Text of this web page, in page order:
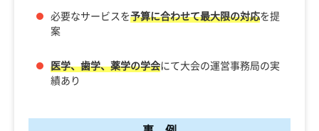
必要なサービスを予算に合わせて最大限の対応を提
案
医学、歯学、薬学の学会にて大会の運営事務局の実
績あり